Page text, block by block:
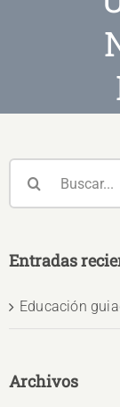
Entradas
Educación
Archivos